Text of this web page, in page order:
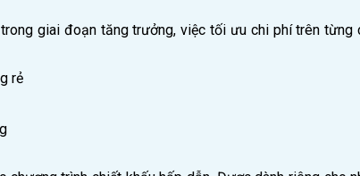
giai đoạn tăng trưởng, việc tối ưu chi phí trên
rẻ